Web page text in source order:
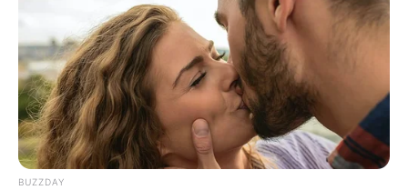
BUZZDAY